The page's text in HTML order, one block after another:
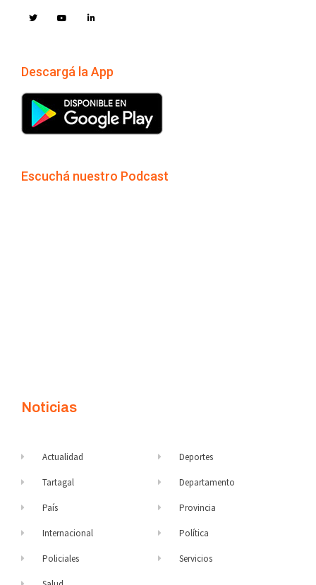
Descargá la App
Escuchá nuestro Podcast
Noticias
Actualidad
Tartagal
País
Internacional
Policiales
Deportes
Departamento
Provincia
Política
Servicios